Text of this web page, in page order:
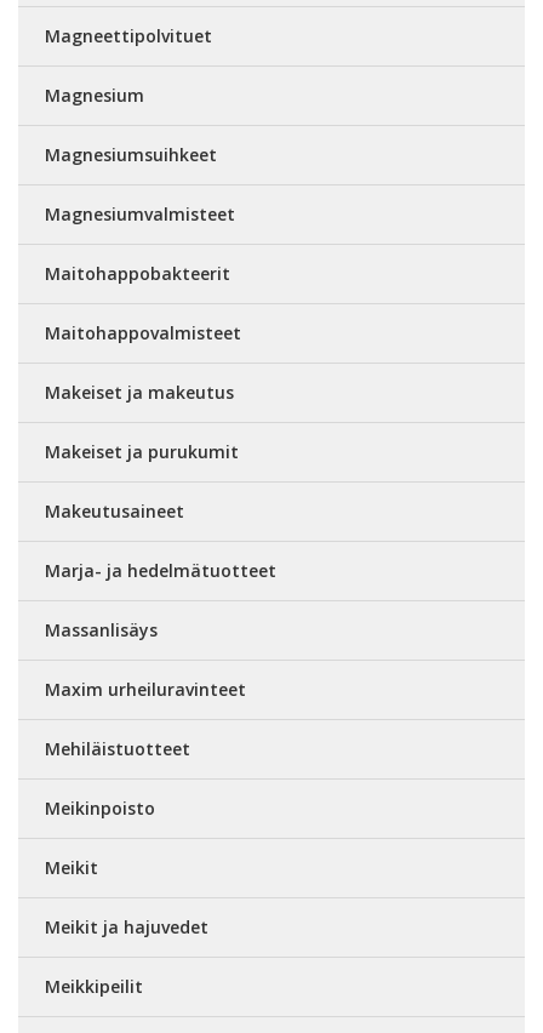
Magneettipolvituet
Magnesium
Magnesiumsuihkeet
Magnesiumvalmisteet
Maitohappobakteerit
Maitohappovalmisteet
Makeiset ja makeutus
Makeiset ja purukumit
Makeutusaineet
Marja- ja hedelmätuotteet
Massanlisäys
Maxim urheiluravinteet
Mehiläistuotteet
Meikinpoisto
Meikit
Meikit ja hajuvedet
Meikkipeilit